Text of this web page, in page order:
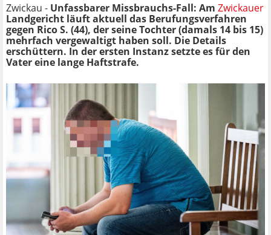
Zwickau - Unfassbarer Missbrauchs-Fall: Am Zwickauer
Landgericht läuft aktuell das Berufungsverfahren
gegen Rico S. (44), der seine Tochter (damals 14 bis 15)
mehrfach vergewaltigt haben soll. Die Details
erschüttern. In der ersten Instanz setzte es für den
Vater eine lange Haftstrafe.